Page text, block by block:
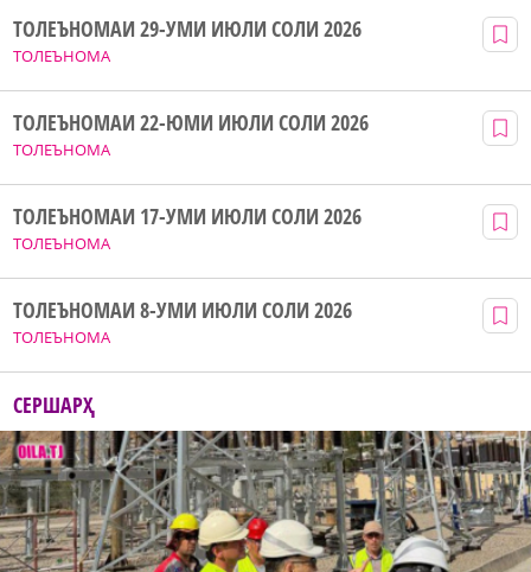
ТОЛЕЪНОМА
ТОЛЕЪНОМАИ 29-УМИ ИЮЛИ СОЛИ 2026
ТОЛЕЪНОМА
ТОЛЕЪНОМАИ 22-ЮМИ ИЮЛИ СОЛИ 2026
ТОЛЕЪНОМА
ТОЛЕЪНОМАИ 17-УМИ ИЮЛИ СОЛИ 2026
ТОЛЕЪНОМА
ТОЛЕЪНОМАИ 8-УМИ ИЮЛИ СОЛИ 2026
СЕРШАРҲ